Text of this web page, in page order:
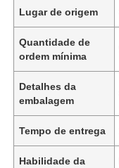
Lugar de origem
Quantidade de
ordem mínima
Detalhes da
embalagem
Tempo de entrega
Habilidade da